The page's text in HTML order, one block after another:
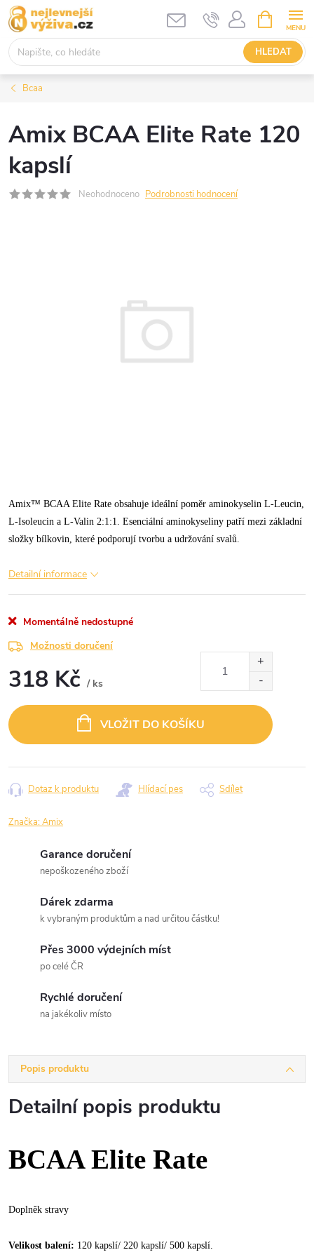
Přejít
na
obsah
HLEDAT
NÁKUPNÍ
KOŠÍK
Bcaa
Amix BCAA Elite Rate 120
kapslí
Neohodnoceno Podrobnosti hodnocení
Amix™ BCAA Elite Rate obsahuje ideální poměr aminokyselin L-Leucin,
L-Isoleucin a L-Valin 2:1:1. Esenciální aminokyseliny patří mezi základní
složky bílkovin, které podporují tvorbu a udržování svalů.
Detailní informace
Momentálně nedostupné
Možnosti doručení
318 Kč / ks
cena:
VLOŽIT DO KOŠÍKU
Dotaz k produktu Hlídací pes Sdílet
Značka:Amix
Garance doručení
nepoškozeného zboží
Dárek zdarma
k vybraným produktům a nad určitou částku!
Přes 3000 výdejních míst
po celé ČR
Rychlé doručení
na jakékoliv místo
Popis produktu
Detailní popis produktu
BCAA Elite Rate
Doplněk stravy
Velikost balení: 120 kapslí/ 220 kapslí/ 500 kapslí.